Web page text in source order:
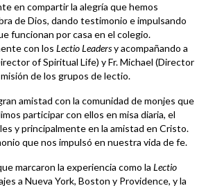
en compartir la alegría que hemos
de Dios, dando testimonio e impulsando
funcionan por casa en el colegio.
con los Lectio Leadersy acompañando a
of Spiritual Life) y Fr. Michael (Director
de los grupos de lectio.
amistad con la comunidad de monjes que
participar con ellos en misa diaria, el
y principalmente en la amistad en Cristo.
que nos impulsó en nuestra vida de fe.
marcaron la experiencia como la Lectio
a Nueva York, Boston y Providence, y la